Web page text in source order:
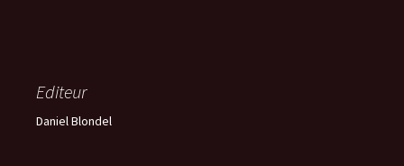
Editeur
Daniel Blondel